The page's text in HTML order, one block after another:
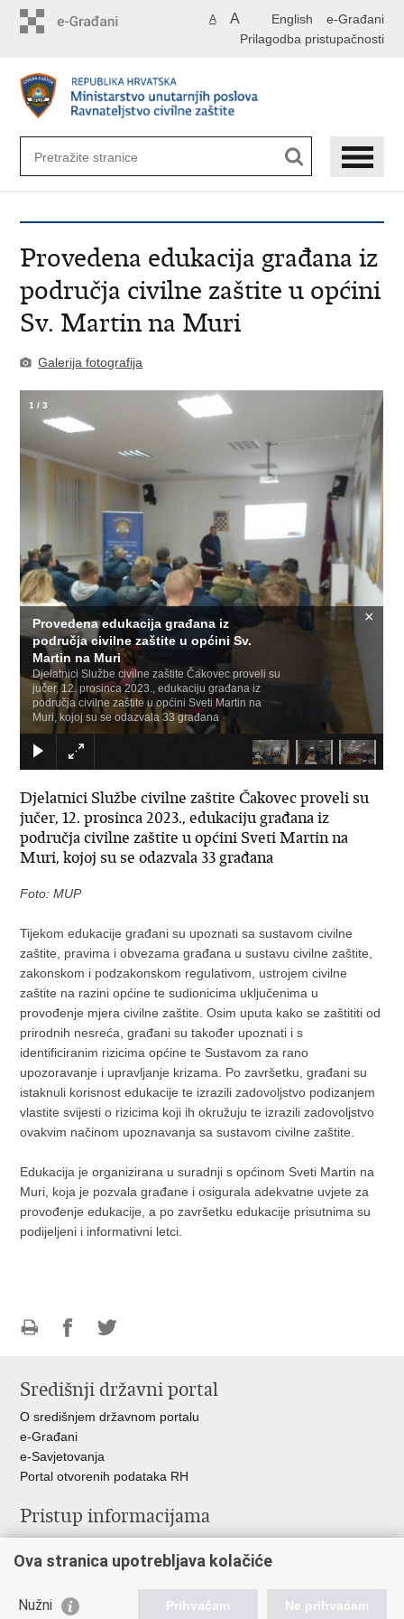
English e-Građani
A A
Prilagodba pristupačnosti
Provedena edukacija građana iz
područja civilne zaštite u općini
Sv. Martin na Muri
Galerija fotografija
Provedena edukacija građana iz
područja civilne zaštite u općini Sv.
Martin na Muri
Djelatnici Službe civilne zaštite Čakovec proveli su
jučer, 12. prosinca 2023., edukaciju građana iz
područja civilne zaštite u općini Sveti Martin na
Muri, kojoj su se odazvala 33 građana
×
1 /3
Djelatnici Službe civilne zaštite Čakovec proveli su
jučer, 12. prosinca 2023., edukaciju građana iz
područja civilne zaštite u općini Sveti Martin na
Muri, kojoj su se odazvala 33 građana
Foto: MUP
Tijekom edukacije građani su upoznati sa sustavom civilne
zaštite, pravima i obvezama građana u sustavu civilne zaštite,
zakonskom i podzakonskom regulativom, ustrojem civilne
zaštite na razini općine te sudionicima uključenima u
provođenje mjera civilne zaštite. Osim uputa kako se zaštititi od
prirodnih nesreća, građani su također upoznati i s
identificiranim rizicima općine te Sustavom za rano
upozoravanje i upravljanje krizama. Po završetku, građani su
istaknuli korisnost edukacije te izrazili zadovoljstvo podizanjem
vlastite svijesti o rizicima koji ih okružuju te izrazili zadovoljstvo
ovakvim načinom upoznavanja sa sustavom civilne zaštite.
Edukacija je organizirana u suradnji s općinom Sveti Martin na
Muri, koja je pozvala građane i osigurala adekvatne uvjete za
provođenje edukacije, a po završetku edukacije prisutnima su
podijeljeni i informativni letci.
FacebookuTwitteru
Središnji državni portal
O središnjem državnom portalu
e-Građani
e-Savjetovanja
Portal otvorenih podataka RH
Pristup informacijama
Savjetovanje
Zapošljavanje
Ova stranica upotrebljava kolačiće
Nužni Prihvaćam Ne prihvaćam